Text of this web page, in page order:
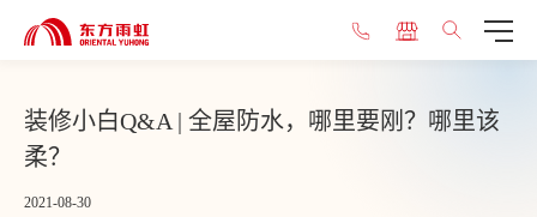
装修小白Q&A | 全屋防水，哪里要刚？哪里该
柔？
2021-08-30